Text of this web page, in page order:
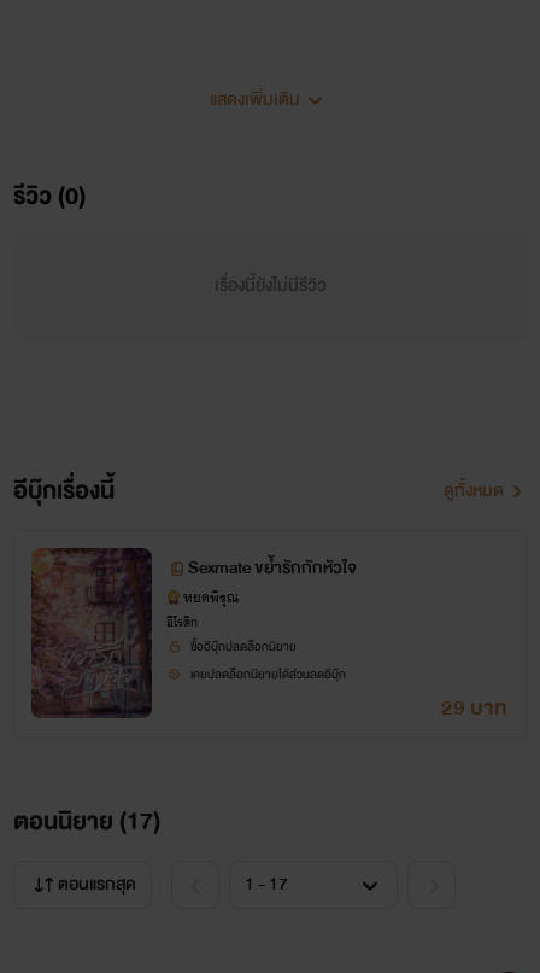
แสดงเพิ่มเติม
รีวิว (0)
เรื่องนี้ยังไม่มีรีวิว
อีบุ๊กเรื่องนี้ ดูทั้งหมด
Sexmate ขย้ำรักกักหัวใจ
หยดพิรุณ
อีโรติก
ซื้ออีบุ๊กปลดล็อกนิยาย
เคยปลดล็อกนิยายได้ส่วนลดอีบุ๊ก
29 บาท
ตอนนิยาย (17)
ตอนแรกสุด